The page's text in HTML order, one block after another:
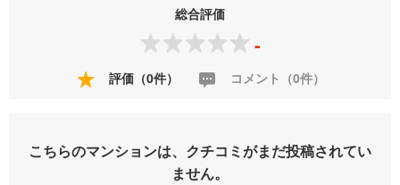
総合評価
-
評価（0件） コメント（0件）
こちらのマンションは、クチコミがまだ投稿されてい
ません。